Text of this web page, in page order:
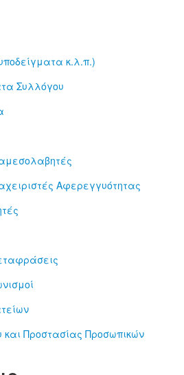
κ.λ.π.)
Συλλόγου
Αφερεγγυότητας
και Προστασίας Προσωπικών